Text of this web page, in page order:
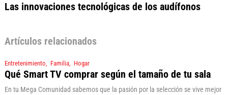
Las innovaciones tecnológicas de los audífonos
Artículos relacionados
Entretenimiento Familia Hogar
Qué Smart TV comprar según el tamaño de tu sala
En tu Mega Comunidad sabemos que la pasión por la selección se vive mejor